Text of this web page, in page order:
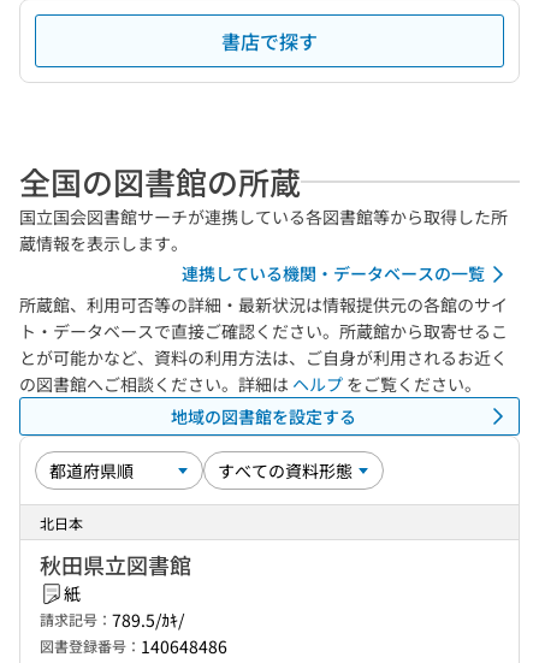
書店で探す
全国の図書館の所蔵
国立国会図書館サーチが連携している各図書館等から取得した所
蔵情報を表示します。
連携している機関・データベースの一覧
所蔵館、利用可否等の詳細・最新状況は情報提供元の各館のサイ
ト・データベースで直接ご確認ください。所蔵館から取寄せるこ
とが可能かなど、資料の利用方法は、ご自身が利用されるお近く
の図書館へご相談ください。詳細は ヘルプ をご覧ください。
地域の図書館を設定する
北日本
秋田県立図書館
紙
請求記号： 789.5/ｶｷ/
図書登録番号： 140648486